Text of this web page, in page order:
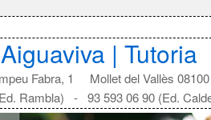
| Tutoria
Fabra, 1 Mollet del Vallès 08100
Rambla) - 93 593 06 90 (Ed.